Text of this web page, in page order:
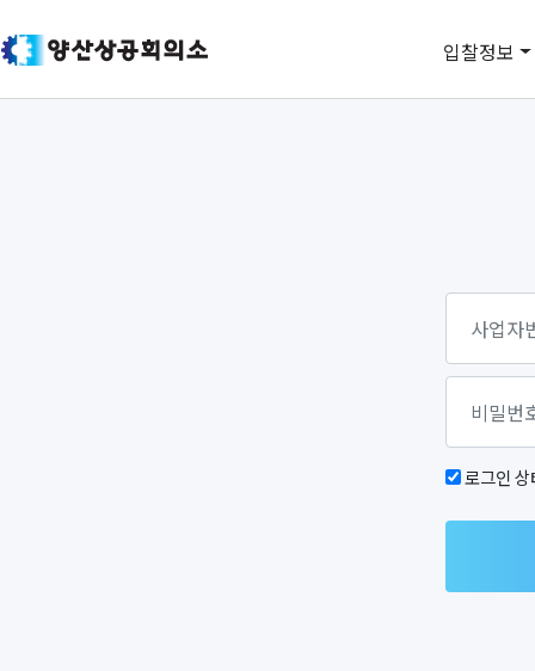
입찰정보
로그인